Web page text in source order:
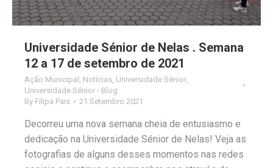
Universidade Sénior de Nelas . Semana
12 a 17 de setembro de 2021
Ação Municipal , Notícias, Universidade Sénior,
Universidade Sénior - Blog
By Filipa Pais 21 Setembro 2021
Decorreu uma nova semana cheia de entusiasmo e
dedicação na Universidade Sénior de Nelas! Veja as
fotografias de alguns desses momentos nas redes